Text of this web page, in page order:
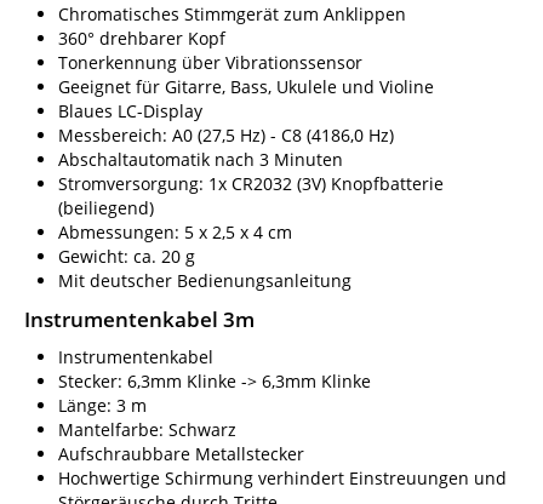
Chromatisches Stimmgerät zum Anklippen
360° drehbarer Kopf
Tonerkennung über Vibrationssensor
Geeignet für Gitarre, Bass, Ukulele und Violine
Blaues LC-Display
Messbereich: A0 (27,5 Hz) - C8 (4186,0 Hz)
Abschaltautomatik nach 3 Minuten
Stromversorgung: 1x CR2032 (3V) Knopfbatterie
(beiliegend)
Abmessungen: 5 x 2,5 x 4 cm
Gewicht: ca. 20 g
Mit deutscher Bedienungsanleitung
Instrumentenkabel 3m
Instrumentenkabel
Stecker: 6,3mm Klinke -> 6,3mm Klinke
Länge: 3 m
Mantelfarbe: Schwarz
Aufschraubbare Metallstecker
Hochwertige Schirmung verhindert Einstreuungen und